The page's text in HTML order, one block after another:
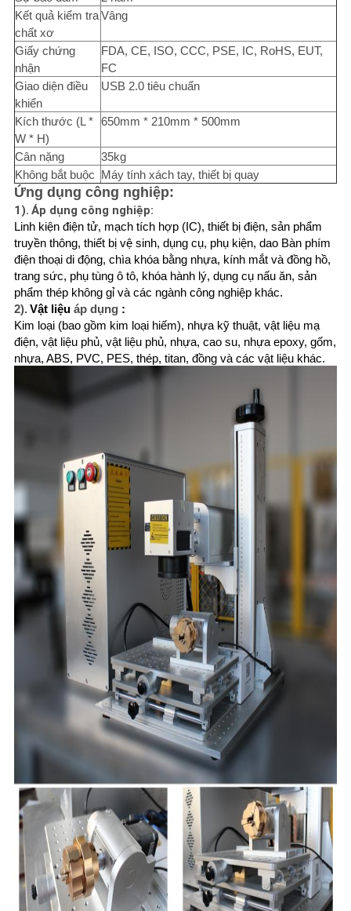
Kết quả kiểm tra
chất xơ
Vâng
Giấy chứng
nhận
FDA, CE, ISO, CCC, PSE, IC, RoHS, EUT,
FC
Giao diện điều
khiển
USB 2.0 tiêu chuẩn
Kích thước (L *
W * H)
650mm * 210mm * 500mm
Cân nặng
35kg
Không bắt buộc
Máy tính xách tay, thiết bị quay
Ứng dụng công nghiệp:
1). Áp dụng công nghiệp:
Linh kiện điện tử, mạch tích hợp (IC), thiết bị điện, sản phẩm
truyền thông, thiết bị vệ sinh, dụng cụ, phụ kiện, dao Bàn phím
điện thoại di động, chìa khóa bằng nhựa, kính mắt và đồng hồ,
trang sức, phụ tùng ô tô, khóa hành lý, dụng cụ nấu ăn, sản
phẩm thép không gỉ và các ngành công nghiệp khác.
2).Vật liệu áp dụng :
Kim loại (bao gồm kim loại hiếm), nhựa kỹ thuật, vật liệu mạ
điện, vật liệu phủ, vật liệu phủ, nhựa, cao su, nhựa epoxy, gốm,
nhựa, ABS, PVC, PES, thép, titan, đồng và các vật liệu khác.